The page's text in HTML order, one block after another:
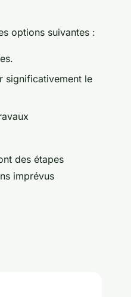
options suivantes :
significativement le
des étapes
imprévus